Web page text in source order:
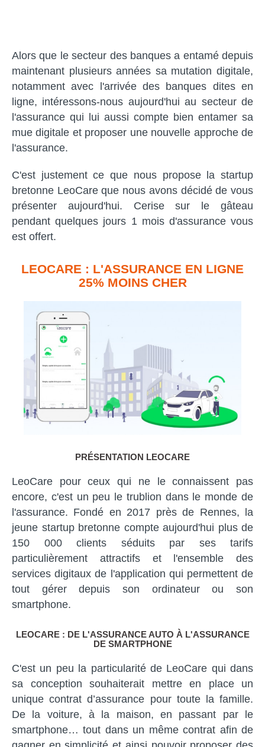
Alors que le secteur des banques a entamé depuis
maintenant plusieurs années sa mutation digitale,
notamment avec l'arrivée des banques dites en
ligne, intéressons-nous aujourd'hui au secteur de
l'assurance qui lui aussi compte bien entamer sa
mue digitale et proposer une nouvelle approche de
l'assurance.
C'est justement ce que nous propose la startup
bretonne LeoCare que nous avons décidé de vous
présenter aujourd'hui. Cerise sur le gâteau
pendant quelques jours 1 mois d'assurance vous
est offert.
LEOCARE : L'ASSURANCE EN LIGNE
25% MOINS CHER
PRÉSENTATION LEOCARE
LeoCare pour ceux qui ne le connaissent pas
encore, c'est un peu le trublion dans le monde de
l'assurance. Fondé en 2017 près de Rennes, la
jeune startup bretonne compte aujourd'hui plus de
150 000 clients séduits par ses tarifs
particulièrement attractifs et l'ensemble des
services digitaux de l'application qui permettent de
tout gérer depuis son ordinateur ou son
smartphone.
LEOCARE : DE L'ASSURANCE AUTO À L'ASSURANCE
DE SMARTPHONE
C'est un peu la particularité de LeoCare qui dans
sa conception souhaiterait mettre en place un
unique contrat d’assurance pour toute la famille.
De la voiture, à la maison, en passant par le
smartphone… tout dans un même contrat afin de